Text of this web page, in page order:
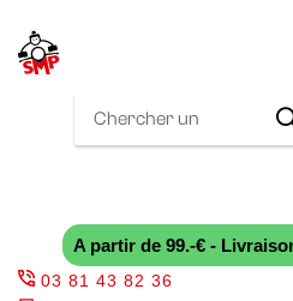
A partir de 99.-€ -
03 81 43 82 36